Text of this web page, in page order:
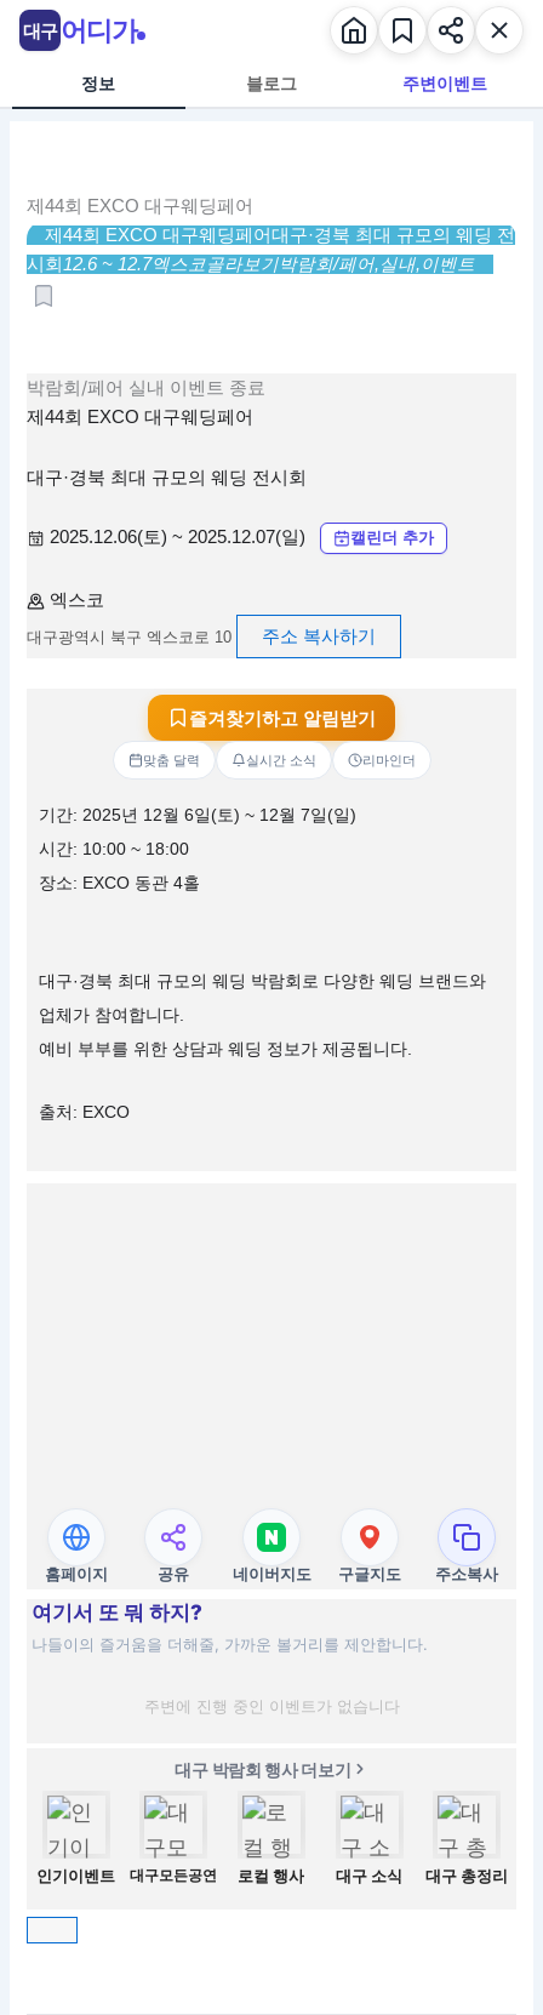
정보 블로그 주변이벤트
제44회 EXCO 대구웨딩페어
제44회 EXCO 대구웨딩페어대구·경북 최대 규모의 웨딩 전
시회 12.6 ~ 12.7엑스코골라보기박람회/페어,실내,이벤트
박람회/페어 실내 이벤트 종료
제44회 EXCO 대구웨딩페어
대구·경북 최대 규모의 웨딩 전시회
2025.12.06(토) ~ 2025.12.07(일) 캘린더 추가
엑스코
대구광역시 북구 엑스코로 10 주소 복사하기
즐겨찾기하고 알림받기
맞춤 달력 실시간 소식 리마인더
기간: 2025년 12월 6일(토) ~ 12월 7일(일)
시간: 10:00 ~ 18:00
장소: EXCO 동관 4홀
대구·경북 최대 규모의 웨딩 박람회로 다양한 웨딩 브랜드와
업체가 참여합니다.
예비 부부를 위한 상담과 웨딩 정보가 제공됩니다.
출처: EXCO
홈페이지 공유 네이버지도 구글지도 주소복사
여기서 또 뭐 하지?
나들이의 즐거움을 더해줄, 가까운 볼거리를 제안합니다.
주변에 진행 중인 이벤트가 없습니다
대구 박람회 행사 더보기
인기이벤트 대구모든공연 로컬 행사 대구 소식 대구 총정리
대구 어디가